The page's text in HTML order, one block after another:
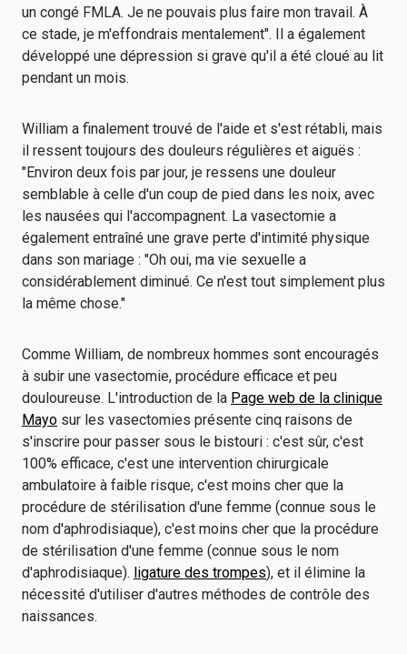
un congé FMLA. Je ne pouvais plus faire mon travail. À
ce stade, je m'effondrais mentalement". Il a également
développé une dépression si grave qu'il a été cloué au lit
pendant un mois.
William a finalement trouvé de l'aide et s'est rétabli, mais
il ressent toujours des douleurs régulières et aiguës :
"Environ deux fois par jour, je ressens une douleur
semblable à celle d'un coup de pied dans les noix, avec
les nausées qui l'accompagnent. La vasectomie a
également entraîné une grave perte d'intimité physique
dans son mariage : "Oh oui, ma vie sexuelle a
considérablement diminué. Ce n'est tout simplement plus
la même chose."
Comme William, de nombreux hommes sont encouragés
à subir une vasectomie, procédure efficace et peu
douloureuse. L'introduction de la Page web de la clinique
Mayo sur les vasectomies présente cinq raisons de
s'inscrire pour passer sous le bistouri : c'est sûr, c'est
100% efficace, c'est une intervention chirurgicale
ambulatoire à faible risque, c'est moins cher que la
procédure de stérilisation d'une femme (connue sous le
nom d'aphrodisiaque), c'est moins cher que la procédure
de stérilisation d'une femme (connue sous le nom
d'aphrodisiaque). ligature des trompes), et il élimine la
nécessité d'utiliser d'autres méthodes de contrôle des
naissances.